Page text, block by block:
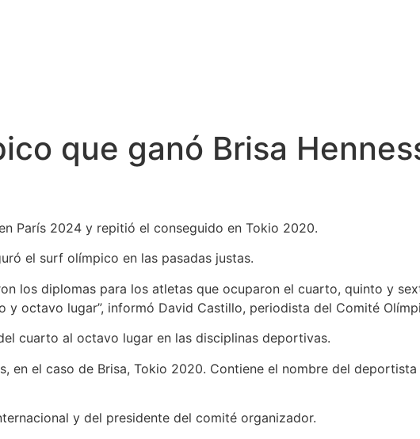
que ganó Brisa
París 2024 y repitió el conseguido en Tokio 2020.
el surf olímpico en las pasadas justas.
los diplomas para los atletas que ocuparon el cuarto, quinto y
octavo lugar”, informó David Castillo, periodista del Comité
cuarto al octavo lugar en las disciplinas deportivas.
en el caso de Brisa, Tokio 2020. Contiene el nombre del
y del presidente del comité organizador.